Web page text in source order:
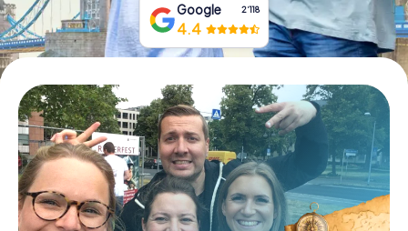
Google 2‘118
4.4